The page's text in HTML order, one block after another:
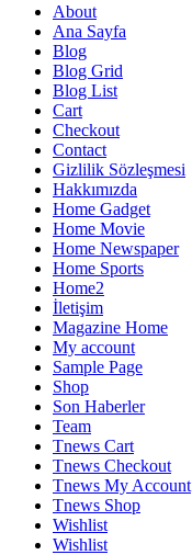
About
Ana Sayfa
Blog
Blog Grid
Blog List
Cart
Checkout
Contact
Gizlilik Sözleşmesi
Hakkımızda
Home Gadget
Home Movie
Home Newspaper
Home Sports
Home2
İletişim
Magazine Home
My account
Sample Page
Shop
Son Haberler
Team
Tnews Cart
Tnews Checkout
Tnews My Account
Tnews Shop
Wishlist
Wishlist